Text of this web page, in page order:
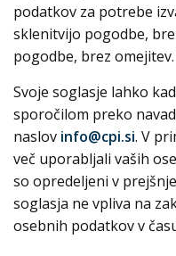
podatkov za potrebe
sklenitvijo pogodbe,
pogodbe, brez omejitev.
Svoje soglasje lahko
sporočilom preko
naslov info@cpi.si. V
več uporabljali vaših
so opredeljeni v
soglasja ne vpliva na
osebnih podatkov v